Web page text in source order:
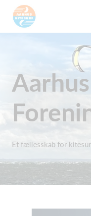
Et fællesskab for